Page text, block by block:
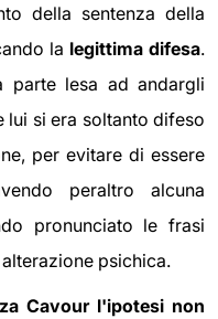
della sentenza della
la legittima difesa.
lesa ad andargli
lui si era soltanto difeso
per evitare di essere
peraltro alcuna
pronunciato le frasi
psichica.
Cavour l'ipotesi non